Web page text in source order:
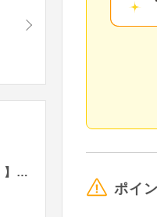
ポイ
【最短4日付与！】エポスカード